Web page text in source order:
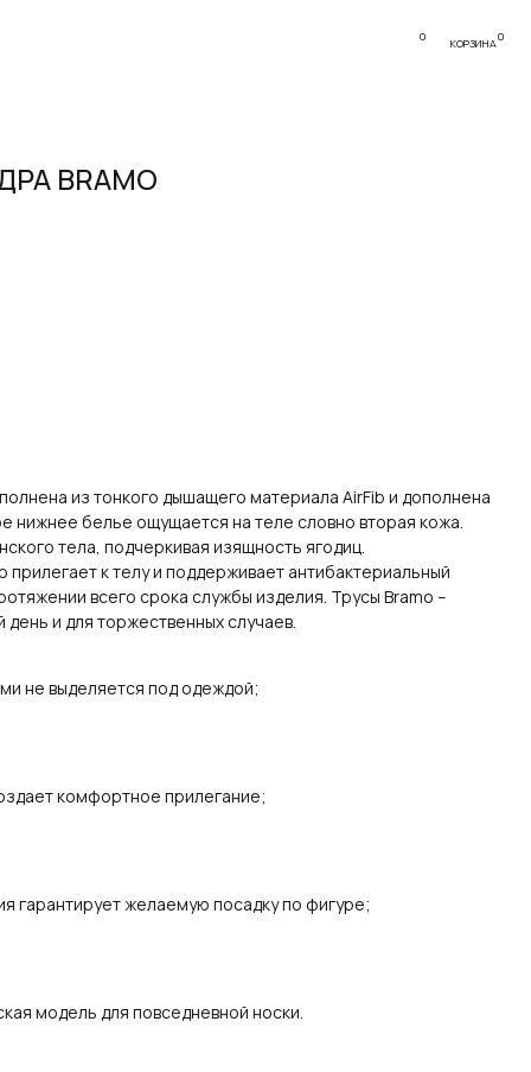
BRAMO
из тонкого дышащего материала AirFib и дополнена
нижнее белье ощущается на теле словно вторая кожа.
тела, подчеркивая изящность ягодиц.
прилегает к телу и поддерживает антибактериальный
всего срока службы изделия. Трусы Bramo –
и для торжественных случаев.
не выделяется под одеждой;
комфортное прилегание;
гарантирует желаемую посадку по фигуре;
модель для повседневной носки.